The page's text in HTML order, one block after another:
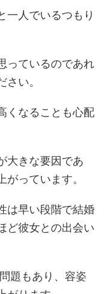
一人でいるつもり
っているのであれ
い。
くなることも心配
大きな要因であ
っています。
は早い段階で結婚
ど彼女との出会い
題もあり、容姿